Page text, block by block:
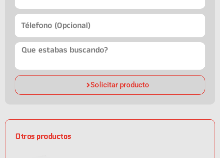
Solicitar producto
Otros productos